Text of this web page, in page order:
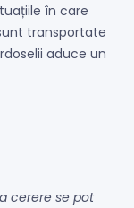
în care
transportate
aduce un
cerere se pot